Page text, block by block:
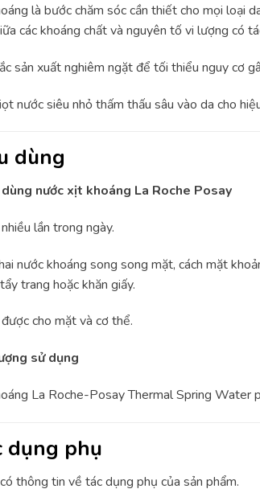
là bước chăm sóc cần thiết cho mọi loại
các khoáng chất và nguyên tố vi lượng có
sản xuất nghiêm ngặt để tối thiểu nguy cơ
nước siêu nhỏ thấm thấu sâu vào da cho
dùng
dùng nước xịt khoáng La Roche Posay
lần trong ngày.
nước khoáng song song mặt, cách mặt
trang hoặc khăn giấy.
cho mặt và cơ thể.
sử dụng
La Roche-Posay Thermal Spring Water
dụng phụ
thông tin về tác dụng phụ của sản phẩm.